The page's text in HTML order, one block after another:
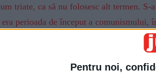
Pentru noi,
triate, ca să nu folosesc alt termen. S-
perioada de început a comunismului,
colecții locale: <Monitorul de
<Suceava Live>, <Tinerii
reviste locale și bineînțeles că și ziare